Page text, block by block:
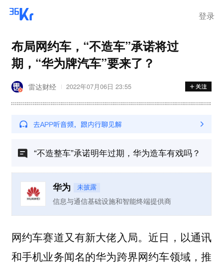
登录
布局网约车，“不造车”承诺将过
期，“华为牌汽车”要来了？
雷达财经 2022年07月06日 23:55
“不造整车”承诺明年过期，华为造车有戏吗？
华为 未披露
信息与通信基础设施和智能终端提供商
网约车赛道又有新大佬入局。近日，以通讯
和手机业务闻名的华为跨界网约车领域，推